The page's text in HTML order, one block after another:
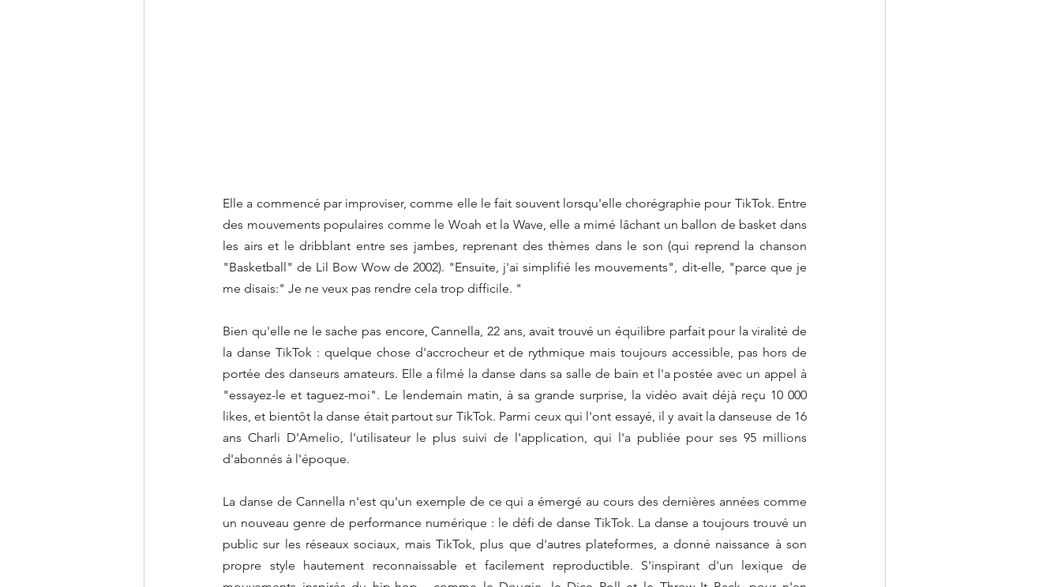
Elle a commencé par improviser, comme elle le fait souvent lorsqu'elle chorégraphie pour TikTok. Entre
des mouvements populaires comme le Woah et la Wave, elle a mimé lâchant un ballon de basket dans
les airs et le dribblant entre ses jambes, reprenant des thèmes dans le son (qui reprend la chanson
"Basketball" de Lil Bow Wow de 2002). "Ensuite, j'ai simplifié les mouvements", dit-elle, "parce que je
me disais:" Je ne veux pas rendre cela trop difficile. "
Bien qu'elle ne le sache pas encore, Cannella, 22 ans, avait trouvé un équilibre parfait pour la viralité de
la danse TikTok : quelque chose d'accrocheur et de rythmique mais toujours accessible, pas hors de
portée des danseurs amateurs. Elle a filmé la danse dans sa salle de bain et l'a postée avec un appel à
"essayez-le et taguez-moi". Le lendemain matin, à sa grande surprise, la vidéo avait déjà reçu 10 000
likes, et bientôt la danse était partout sur TikTok. Parmi ceux qui l'ont essayé, il y avait la danseuse de 16
ans Charli D'Amelio, l'utilisateur le plus suivi de l'application, qui l'a publiée pour ses 95 millions
d'abonnés à l'époque.
La danse de Cannella n'est qu'un exemple de ce qui a émergé au cours des dernières années comme
un nouveau genre de performance numérique : le défi de danse TikTok. La danse a toujours trouvé un
public sur les réseaux sociaux, mais TikTok, plus que d'autres plateformes, a donné naissance à son
propre style hautement reconnaissable et facilement reproductible. S'inspirant d'un lexique de